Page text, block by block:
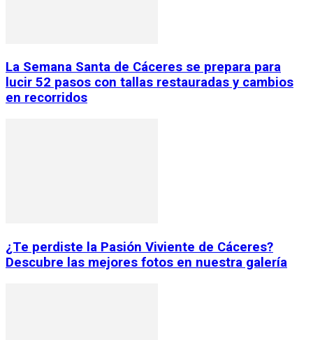
La Semana Santa de Cáceres se prepara para
lucir 52 pasos con tallas restauradas y cambios
en recorridos
¿Te perdiste la Pasión Viviente de Cáceres?
Descubre las mejores fotos en nuestra galería